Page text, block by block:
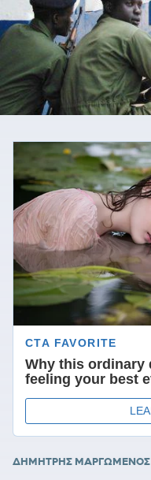
ΔΗΜΗΤΡΗΣ ΜΑΡΓΩΜΕΝΟΣ